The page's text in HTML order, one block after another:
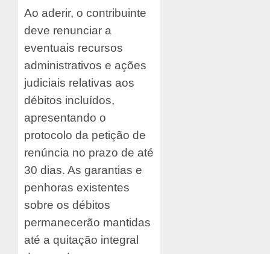
Ao aderir, o contribuinte
deve renunciar a
eventuais recursos
administrativos e ações
judiciais relativas aos
débitos incluídos,
apresentando o
protocolo da petição de
renúncia no prazo de até
30 dias. As garantias e
penhoras existentes
sobre os débitos
permanecerão mantidas
até a quitação integral